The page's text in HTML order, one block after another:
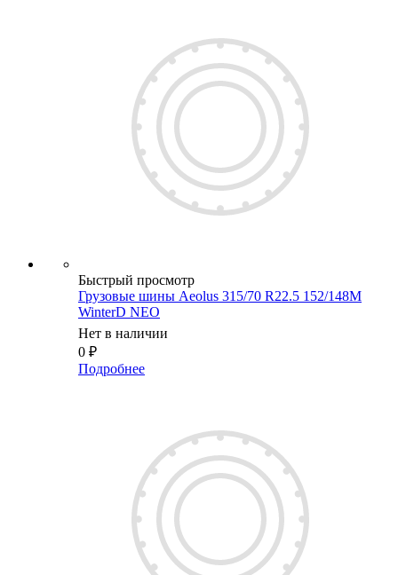
Быстрый просмотр
Грузовые шины Aeolus 315/70 R22.5 152/148M
WinterD NEO
Нет в наличии
0 ₽
Подробнее